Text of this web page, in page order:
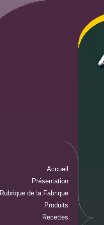
Accueil
Présentation
Rubrique de la Fabrique
Produits
Recettes